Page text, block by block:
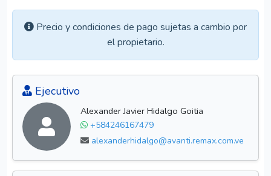
Precio y condiciones de pago sujetas a cambio por
el propietario.
Ejecutivo
Alexander Javier Hidalgo Goitia
+584246167479
alexanderhidalgo@avanti.remax.com.ve